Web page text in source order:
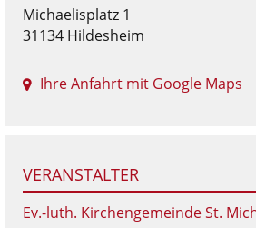
Michaelisplatz 1
31134 Hildesheim
Ihre Anfahrt mit Google Maps
VERANSTALTER
Ev.-luth. Kirchengemeinde St.